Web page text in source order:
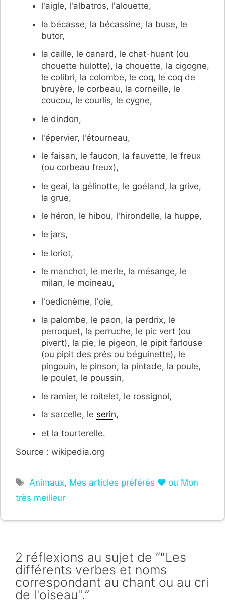
l'aigle, l'albatros, l'alouette,
la bécasse, la bécassine, la buse, le
butor,
la caille, le canard, le chat-huant (ou
chouette hulotte), la chouette, la cigogne,
le colibri, la colombe, le coq, le coq de
bruyère, le corbeau, la corneille, le
coucou, le courlis, le cygne,
le dindon,
l'épervier, l'étourneau,
le faisan, le faucon, la fauvette, le freux
(ou corbeau freux),
le geai, la gélinotte, le goéland, la grive,
la grue,
le héron, le hibou, l'hirondelle, la huppe,
le jars,
le loriot,
le manchot, le merle, la mésange, le
milan, le moineau,
l'oedicnème, l'oie,
la palombe, le paon, la perdrix, le
perroquet, la perruche, le pic vert (ou
pivert), la pie, le pigeon, le pipit farlouse
(ou pipit des prés ou béguinette), le
pingouin, le pinson, la pintade, la poule,
le poulet, le poussin,
le ramier, le roitelet, le rossignol,
la sarcelle, le serin,
et la tourterelle.
Source : wikipedia.org
Étiquettes
Animaux, Mes articles préférés ❤ ou Mon
très meilleur
2 réflexions au sujet de “"Les
différents verbes et noms
correspondant au chant ou au cri
de l'oiseau".”